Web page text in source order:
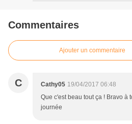
Commentaires
Ajouter un commentaire
C Cathy05 19/04/2017 06:48
Que c'est beau tout ça ! Bravo à
journée